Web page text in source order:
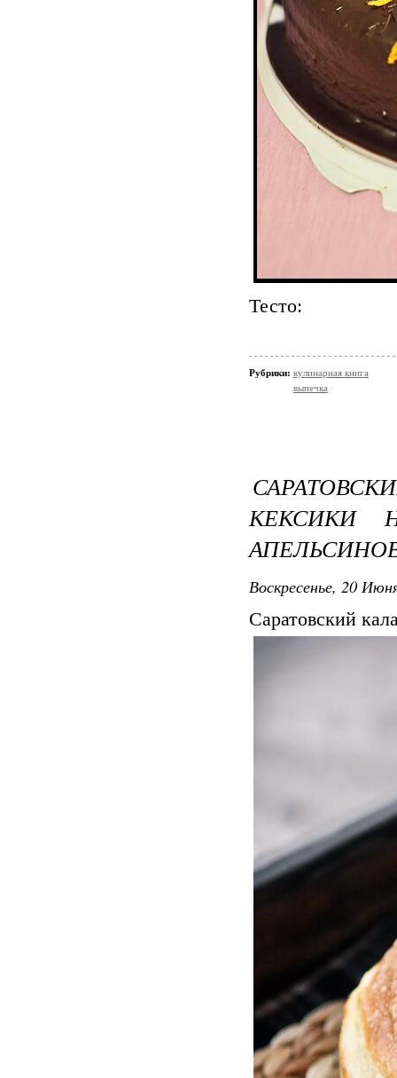
Тесто:
Рубрики: кулинарная книга
выпечка
КЕКСИКИ
Воскресенье, 20
Саратовский